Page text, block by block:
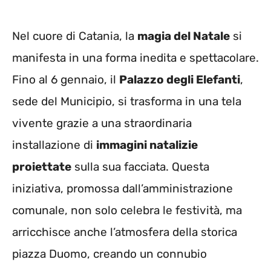
Nel cuore di Catania, la magia del Natale si
manifesta in una forma inedita e spettacolare.
Fino al 6 gennaio, il Palazzo degli Elefanti,
sede del Municipio, si trasforma in una tela
vivente grazie a una straordinaria
installazione di immagini natalizie
proiettate sulla sua facciata. Questa
iniziativa, promossa dall’amministrazione
comunale, non solo celebra le festività, ma
arricchisce anche l’atmosfera della storica
piazza Duomo, creando un connubio